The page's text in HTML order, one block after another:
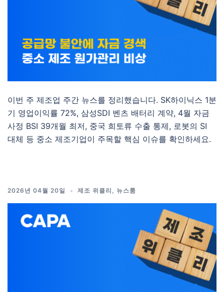
이번 주 제조업 주간 뉴스를 정리했습니다. SK하이닉스 1분
기 영업이익률 72%, 삼성SDI 벤츠 배터리 계약, 4월 자금
사정 BSI 39개월 최저, 중국 희토류 수출 통제, 로봇의 SI
대체 등 중소 제조기업이 주목할 핵심 이슈를 확인하세요.
2026년 04월 20일 제조 위클리 , 뉴스룸